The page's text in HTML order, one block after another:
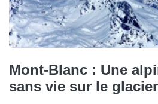
Mont-Blanc : Une
sans vie sur le